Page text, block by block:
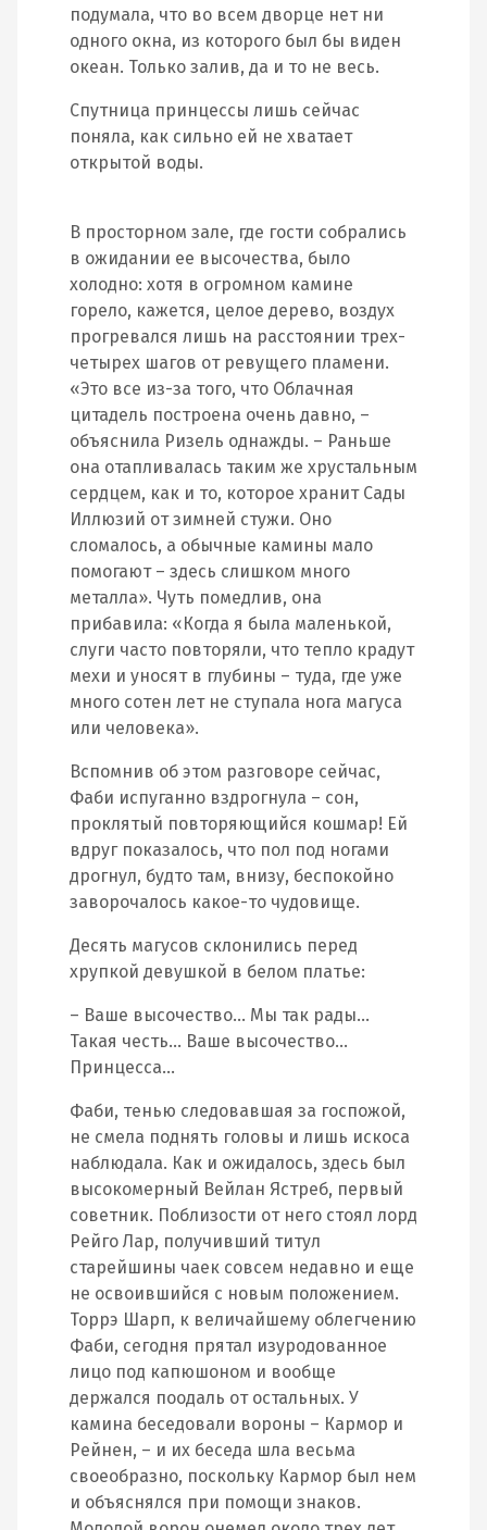
подумала, что во всем дворце нет ни
одного окна, из которого был бы виден
океан. Только залив, да и то не весь.
Спутница принцессы лишь сейчас
поняла, как сильно ей не хватает
открытой воды.
В просторном зале, где гости собрались
в ожидании ее высочества, было
холодно: хотя в огромном камине
горело, кажется, целое дерево, воздух
прогревался лишь на расстоянии трех-
четырех шагов от ревущего пламени.
«Это все из-за того, что Облачная
цитадель построена очень давно, –
объяснила Ризель однажды. – Раньше
она отапливалась таким же хрустальным
сердцем, как и то, которое хранит Сады
Иллюзий от зимней стужи. Оно
сломалось, а обычные камины мало
помогают – здесь слишком много
металла». Чуть помедлив, она
прибавила: «Когда я была маленькой,
слуги часто повторяли, что тепло крадут
мехи и уносят в глубины – туда, где уже
много сотен лет не ступала нога магуса
или человека».
Вспомнив об этом разговоре сейчас,
Фаби испуганно вздрогнула – сон,
проклятый повторяющийся кошмар! Ей
вдруг показалось, что пол под ногами
дрогнул, будто там, внизу, беспокойно
заворочалось какое-то чудовище.
Десять магусов склонились перед
хрупкой девушкой в белом платье:
– Ваше высочество… Мы так рады…
Такая честь… Ваше высочество…
Принцесса…
Фаби, тенью следовавшая за госпожой,
не смела поднять головы и лишь искоса
наблюдала. Как и ожидалось, здесь был
высокомерный Вейлан Ястреб, первый
советник. Поблизости от него стоял лорд
Рейго Лар, получивший титул
старейшины чаек совсем недавно и еще
не освоившийся с новым положением.
Торрэ Шарп, к величайшему облегчению
Фаби, сегодня прятал изуродованное
лицо под капюшоном и вообще
держался поодаль от остальных. У
камина беседовали вороны – Кармор и
Рейнен, – и их беседа шла весьма
своеобразно, поскольку Кармор был нем
и объяснялся при помощи знаков.